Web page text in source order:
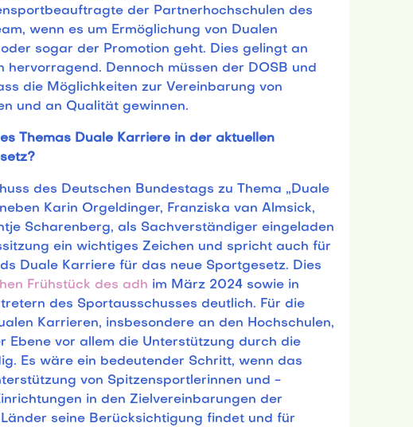
der Partnerhochschulen des
wenn es um Ermöglichung von Dualen
sogar der Promotion geht. Dies gelingt an
hervorragend. Dennoch müssen der DOSB und
die Möglichkeiten zur Vereinbarung von
und an Qualität gewinnen.
Themas Duale Karriere in der aktuellen
des Deutschen Bundestags zu Thema „Duale
Karin Orgeldinger, Franziska van Almsick,
Scharenberg, als Sachverständiger eingeladen
ein wichtiges Zeichen und spricht auch für
Duale Karriere für das neue Sportgesetz. Dies
Frühstück des adh im März 2024 sowie in
des Sportausschusses deutlich. Für die
Karrieren, insbesondere an den Hochschulen,
Ebene vor allem die Unterstützung durch die
Es wäre ein bedeutender Schritt, wenn das
von Spitzensportlerinnen und -
in den Zielvereinbarungen der
seine Berücksichtigung findet und für